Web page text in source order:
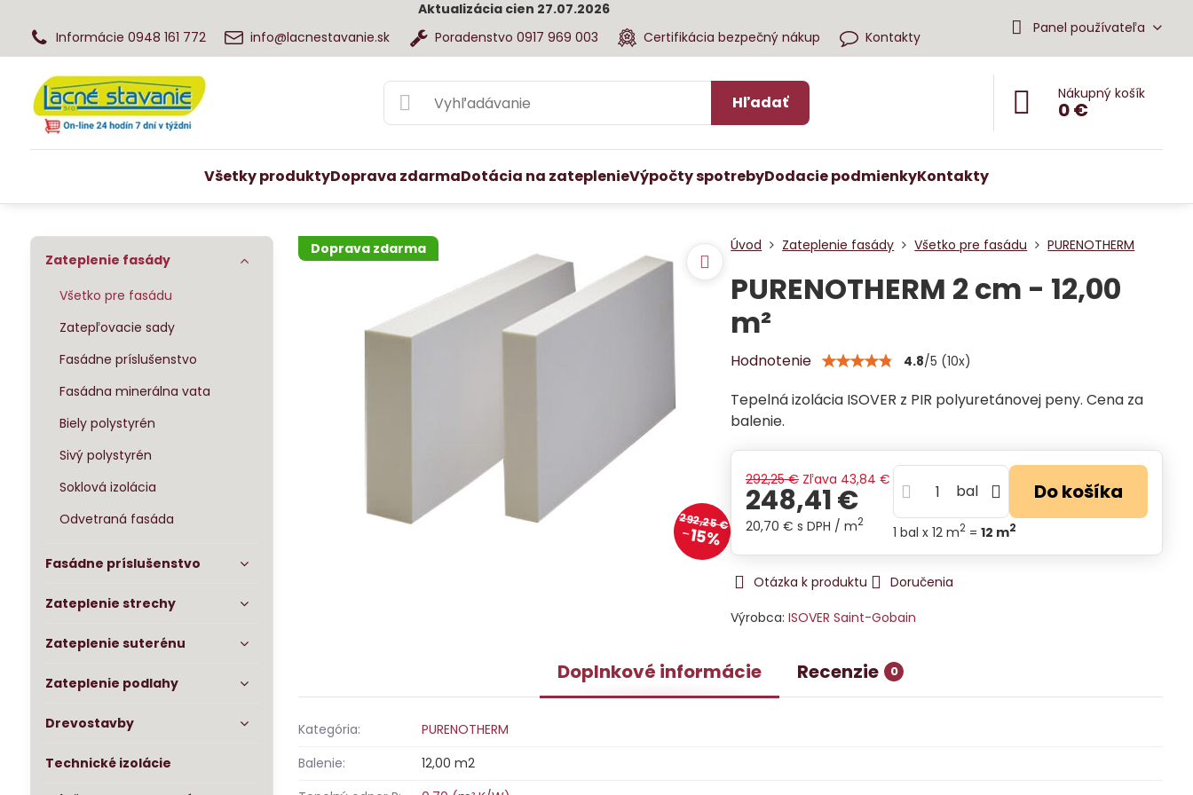
Aktualizácia cien 27.07.2026
Informácie 0948 161 772
info@lacnestavanie.sk Poradenstvo 0917 969 003 Certifikácia bezpečný nákup Kontakty
Panel používateľa
Hľadať Nákupný košík
0 €
Všetky produktyDoprava zdarmaDotácia na zateplenieVýpočty spotrebyDodacie podmienkyKontakty
Doprava zdarma
292,25 €
15%
Úvod Zateplenie fasády Všetko pre fasádu PURENOTHERM
PURENOTHERM 2 cm - 12,00
m²
Hodnotenie 4.8/5 (10x)
Tepelná izolácia ISOVER z PIR polyuretánovej peny. Cena za
balenie.
292,25 € Zľava 43,84 €
248,41 €
20,70 € s DPH / m2
bal Do košíka
1 balx 12 m2 =12 m2
Otázka k produktu
Doručenia
Výrobca:ISOVER Saint-Gobain
Doplnkové informácie Recenzie 0
Kategória:
PURENOTHERM
Balenie:
12,00 m2
Zateplenie fasády
Všetko pre fasádu
Zatepľovacie sady
Fasádne príslušenstvo
Fasádna minerálna vata
Biely polystyrén
Sivý polystyrén
Soklová izolácia
Odvetraná fasáda
Fasádne príslušenstvo
Zateplenie strechy
Zateplenie suterénu
Zateplenie podlahy
Drevostavby
Technické izolácie